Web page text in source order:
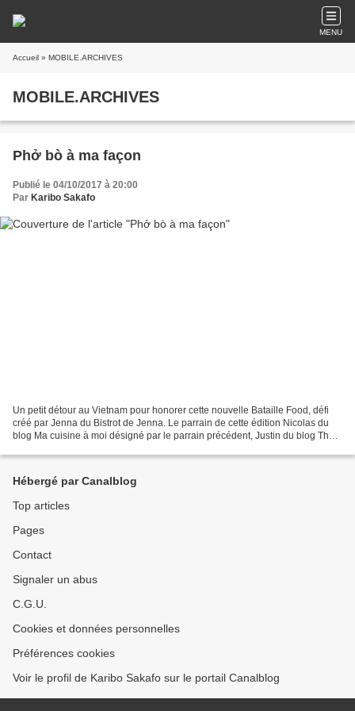
MENU
Accueil » MOBILE.ARCHIVES
MOBILE.ARCHIVES
Phở bò à ma façon
Publié le 04/10/2017 à 20:00
Par Karibo Sakafo
Un petit détour au Vietnam pour honorer cette nouvelle Bataille Food, défi
créé par Jenna du Bistrot de Jenna. Le parrain de cette édition Nicolas du
blog Ma cuisine à moi désigné par le parrain précédent, Justin du blog The
Hébergé par Canalblog
Top articles
Pages
Contact
Signaler un abus
C.G.U.
Cookies et données personnelles
Préférences cookies
Voir le profil de Karibo Sakafo sur le portail Canalblog